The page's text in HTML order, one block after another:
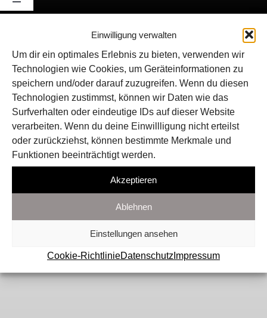
Einwilligung verwalten
Um dir ein optimales Erlebnis zu bieten, verwenden wir
Technologien wie Cookies, um Geräteinformationen zu
speichern und/oder darauf zuzugreifen. Wenn du diesen
Technologien zustimmst, können wir Daten wie das
Surfverhalten oder eindeutige IDs auf dieser Website
verarbeiten. Wenn du deine Einwillligung nicht erteilst
oder zurückziehst, können bestimmte Merkmale und
Funktionen beeinträchtigt werden.
Akzeptieren
Ablehnen
Einstellungen ansehen
Cookie-RichtlinieDatenschutz Impressum
Toggle
Navigation
Impressum
Datenschutz
Cookie-Richtlinie (EU)
FOLGE UNS: